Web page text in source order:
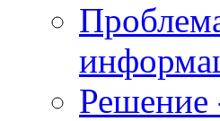
Решение